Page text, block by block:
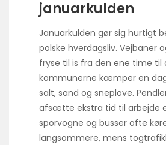
januarkulden
Januarkulden gør sig hurtigt
polske hverdagsliv. Vejbaner
fryse til is fra den ene time til
kommunerne kæmper en
salt, sand og sneplove.
afsætte ekstra tid til arbejde
sporvogne og busser ofte
langsommere, mens